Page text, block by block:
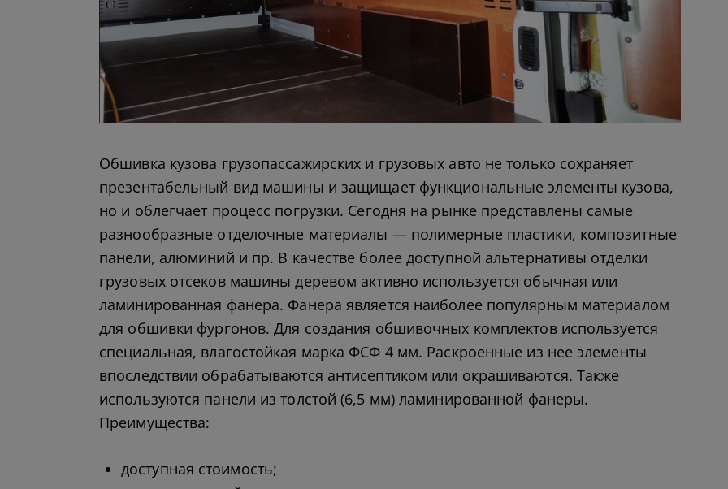
Обшивка кузова грузопассажирских и грузовых авто не только сохраняет
презентабельный вид машины и защищает функциональные элементы кузова,
но и облегчает процесс погрузки. Сегодня на рынке представлены самые
разнообразные отделочные материалы — полимерные пластики, композитные
панели, алюминий и пр. В качестве более доступной альтернативы отделки
грузовых отсеков машины деревом активно используется обычная или
ламинированная фанера. Фанера является наиболее популярным материалом
для обшивки фургонов. Для создания обшивочных комплектов используется
специальная, влагостойкая марка ФСФ 4 мм. Раскроенные из нее элементы
впоследствии обрабатываются антисептиком или окрашиваются. Также
используются панели из толстой (6,5 мм) ламинированной фанеры.
Преимущества:
доступная стоимость;